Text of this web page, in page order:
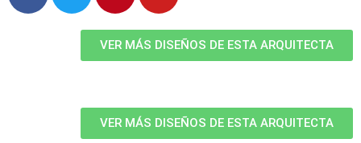
VER MÁS DISEÑOS DE ESTA ARQUITECTA
VER MÁS DISEÑOS DE ESTA ARQUITECTA